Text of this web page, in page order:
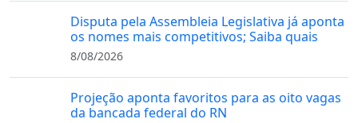
Disputa pela Assembleia Legislativa já aponta
os nomes mais competitivos; Saiba quais
8/08/2026
Projeção aponta favoritos para as oito vagas
da bancada federal do RN